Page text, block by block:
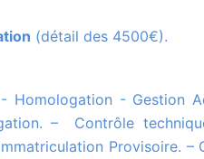
(détail des 4500€).
– Contrôle
Provisoire. –